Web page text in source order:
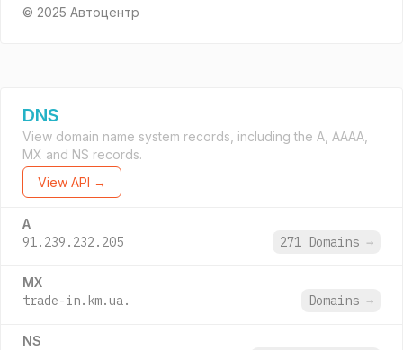
© 2025 Автоцентр
DNS
View domain name system records, including the A, AAAA,
MX and NS records.
View API →
A
91.239.232.205 271 Domains →
MX
trade-in.km.ua. Domains →
NS